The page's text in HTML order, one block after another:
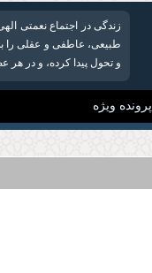
زندگی در اجتماع نعمتی
طبیعی،‌ عاطفی و عقلی را
و تحول پیدا کرده، و در هر
پرونده ویژه